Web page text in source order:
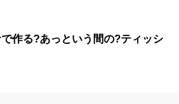
作る?あっという間の?ティッシ